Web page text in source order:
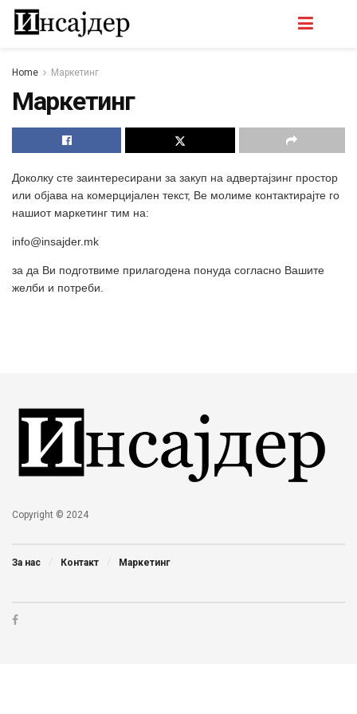
Home Маркетинг
Маркетинг
Доколку сте заинтересирани за закуп на адвертајзинг простор
или објава на комерцијален текст, Ве молиме контактирајте го
нашиот маркетинг тим на:
info@insajder.mk
за да Ви подготвиме прилагодена понуда согласно Вашите
желби и потреби.
Copyright © 2024
За нас Контакт Маркетинг